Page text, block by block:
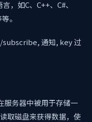
，如C、C++、C#、
。
通知, key 过
服务器中被用于存储一
取磁盘来获得数据，使